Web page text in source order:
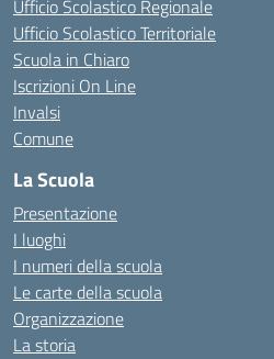
Ufficio Scolastico Regionale
Ufficio Scolastico Territoriale
Scuola in Chiaro
Iscrizioni On Line
Invalsi
Comune
La Scuola
Presentazione
I luoghi
I numeri della scuola
Le carte della scuola
Organizzazione
La storia